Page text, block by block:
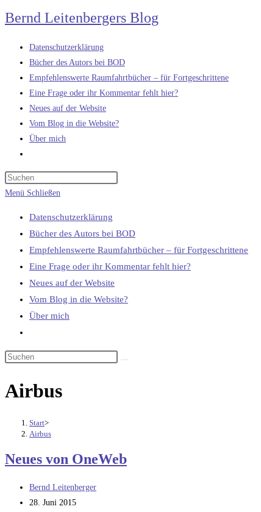
Zum
Inhalt
springen
Bernd Leitenbergers Blog
Datenschutzerklärung
Bücher des Autors bei BOD
Empfehlenswerte Raumfahrtbücher – für Fortgeschrittene
Eine Frage oder ihr Kommentar fehlt hier?
Neues auf der Website
Vom Blog in die Website?
Über mich
umschalten
Menü Schließen
Datenschutzerklärung
Bücher des Autors bei BOD
Empfehlenswerte Raumfahrtbücher – für Fortgeschrittene
Eine Frage oder ihr Kommentar fehlt hier?
Neues auf der Website
Vom Blog in die Website?
Über mich
umschalten
Airbus
Start>
Airbus
Neues von OneWeb
Beitrags-
Autor:
Bernd Leitenberger
Beitrag
28. Juni 2015